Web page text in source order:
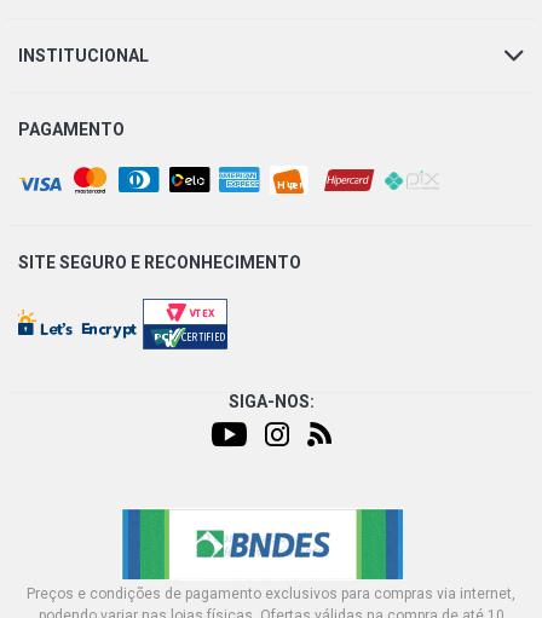
INSTITUCIONAL
PAGAMENTO
SITE SEGURO E RECONHECIMENTO
SIGA-NOS:
Preços e condições de pagamento exclusivos para compras via internet,